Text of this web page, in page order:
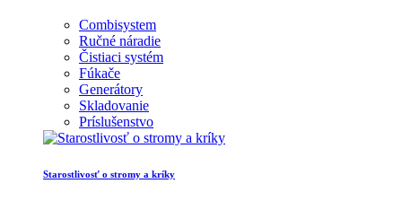
Combisystem
Ručné náradie
Čistiaci systém
Fúkače
Generátory
Skladovanie
Príslušenstvo
Starostlivosť o stromy a kríky